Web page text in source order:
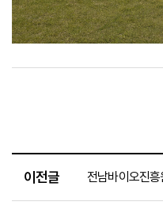
이전글 전남바이오진